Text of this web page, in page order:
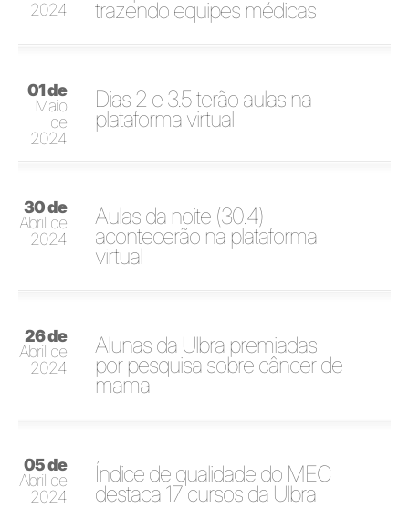
2024
trazendo equipes médicas
01 de
Maio
de
2024
Dias 2 e 3.5 terão aulas na
plataforma virtual
30 de
Abril de
2024
Aulas da noite (30.4)
acontecerão na plataforma
virtual
26 de
Abril de
2024
Alunas da Ulbra premiadas
por pesquisa sobre câncer de
mama
05 de
Abril de
2024
Índice de qualidade do MEC
destaca 17 cursos da Ulbra